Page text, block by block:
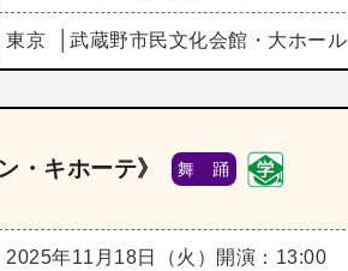
東京 武蔵野市民文化会館・大ホール
・キホーテ》 舞 踊
2025年11月18日（火） 開演：13:00